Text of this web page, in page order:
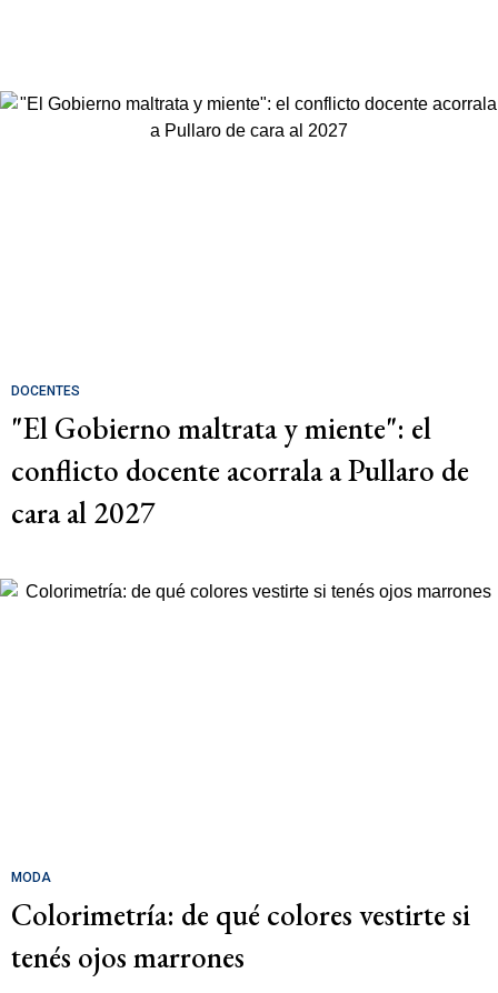
DOCENTES
"El Gobierno maltrata y miente": el
conflicto docente acorrala a Pullaro de
cara al 2027
MODA
Colorimetría: de qué colores vestirte si
tenés ojos marrones